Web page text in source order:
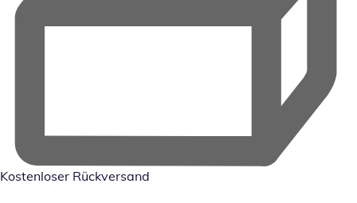
Kostenloser Rückversand